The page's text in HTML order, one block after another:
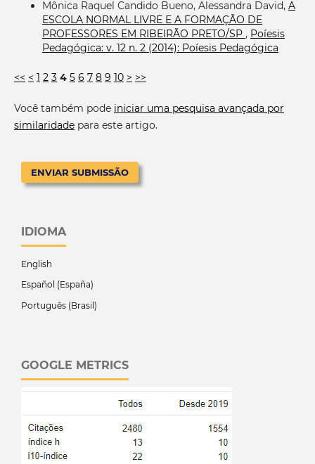
Mônica Raquel Candido Bueno, Alessandra David, A
ESCOLA NORMAL LIVRE E A FORMAÇÃO DE
PROFESSORES EM RIBEIRÃO PRETO/SP , Poíesis
Pedagógica: v. 12 n. 2 (2014): Poíesis Pedagógica
<< < 1 2 3 4 5 6 7 8 9 10 > >>
Você também pode iniciar uma pesquisa avançada por
similaridadepara este artigo.
ENVIAR SUBMISSÃO
IDIOMA
English
Español (España)
Português (Brasil)
GOOGLE METRICS